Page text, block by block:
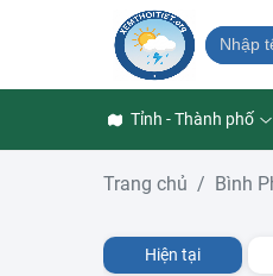
Tỉnh - Thành phố
Trang chủ Bình
Hiện tại